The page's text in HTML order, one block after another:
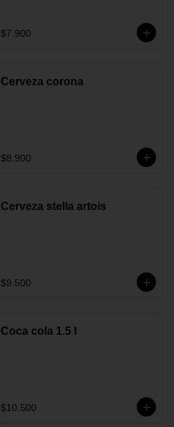
$7.900
Cerveza corona
$8.900
Cerveza stella artois
$9.500
Coca cola 1.5 l
$10.500